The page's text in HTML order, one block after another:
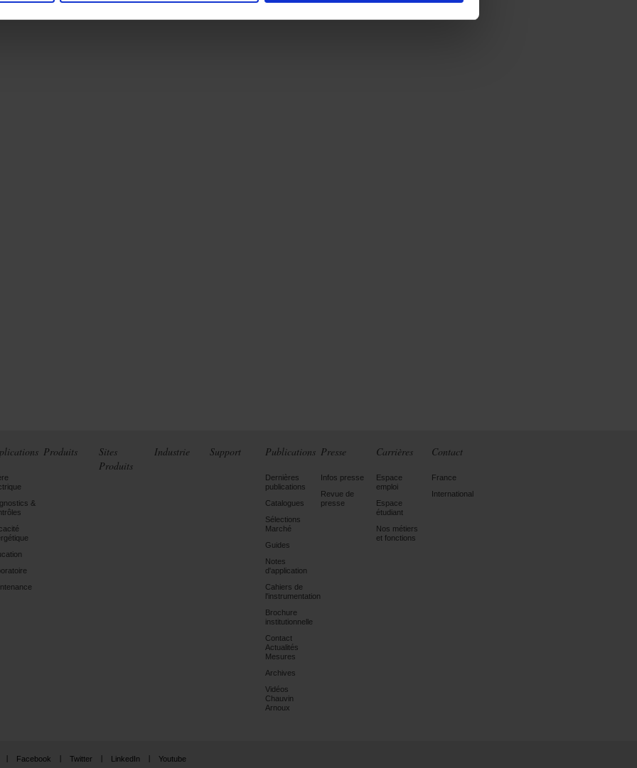
&
Produits
Sites
Produits
Industrie Support Publications
Dernières
publications
Catalogues
Sélections
Marché
Guides
Notes
d'application
Cahiers de
l'instrumentation
Brochure
institutionnelle
Contact
Actualités
Mesures
Archives
Vidéos
Chauvin
Arnoux
Presse
Infos presse
Revue de
presse
Carrières
Espace
emploi
Espace
étudiant
Nos métiers
et fonctions
Contact
France
International
Facebook Twitter LinkedIn Youtube